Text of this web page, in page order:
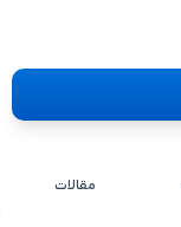
مقالات